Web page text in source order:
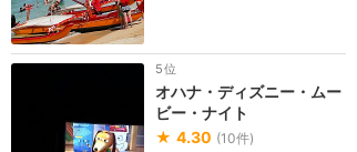
5位
オハナ・ディズニー・ムー
ビー・ナイト
★ 4.30 (10件)